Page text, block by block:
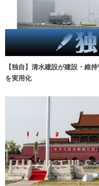
【独自】清水建設が建設・維
を実用化